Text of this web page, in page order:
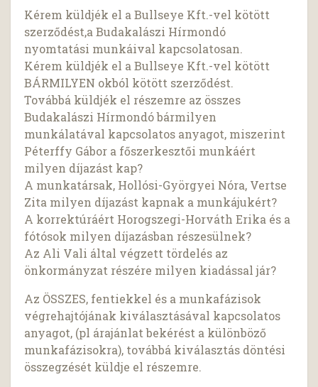
Kérem küldjék el a Bullseye Kft.-vel kötött
szerződést,a Budakalászi Hírmondó
nyomtatási munkáival kapcsolatosan.
Kérem küldjék el a Bullseye Kft.-vel kötött
BÁRMILYEN okból kötött szerződést.
Továbbá küldjék el részemre az összes
Budakalászi Hírmondó bármilyen
munkálatával kapcsolatos anyagot, miszerint
Péterffy Gábor a főszerkesztői munkáért
milyen díjazást kap?
A munkatársak, Hollósi-Györgyei Nóra, Vertse
Zita milyen díjazást kapnak a munkájukért?
A korrektúráért Horogszegi-Horváth Erika és a
fótósok milyen díjazásban részesülnek?
Az Ali Vali által végzett tördelés az
önkormányzat részére milyen kiadással jár?
Az ÖSSZES, fentiekkel és a munkafázisok
végrehajtójának kiválasztásával kapcsolatos
anyagot, (pl árajánlat bekérést a különböző
munkafázisokra), továbbá kiválasztás döntési
összegzését küldje el részemre.